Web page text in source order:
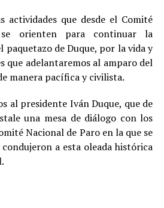
actividades que desde el Comité
orienten para continuar la
de Duque, por la vida y
que adelantaremos al amparo del
manera pacífica y civilista.
al presidente Iván Duque, que de
una mesa de diálogo con los
Nacional de Paro en la que se
a esta oleada histórica